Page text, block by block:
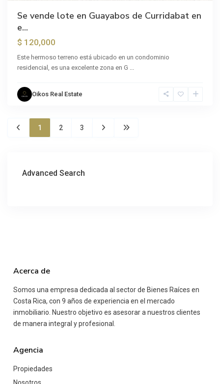
Se vende lote en Guayabos de Curridabat en
e...
$ 120,000
Este hermoso terreno está ubicado en un condominio
residencial, es una excelente zona en G ...
Oikos Real Estate
1 2 3
Advanced Search
Acerca de
Somos una empresa dedicada al sector de Bienes Raíces en
Costa Rica, con 9 años de experiencia en el mercado
inmobiliario. Nuestro objetivo es asesorar a nuestros clientes
de manera integral y profesional.
Agencia
Propiedades